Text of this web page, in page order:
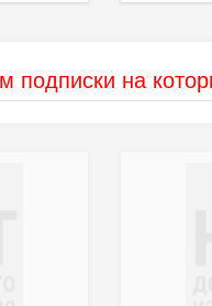
подписки на